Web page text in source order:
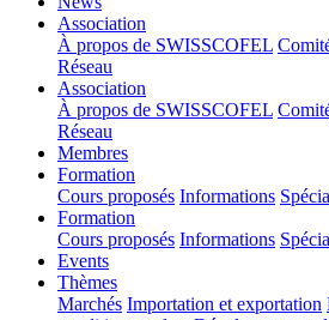
Association
À propos de SWISSCOFEL
Réseau
Association
À propos de SWISSCOFEL
Réseau
Membres(current)
Formation
Cours proposés Informations
Formation
Cours proposés Informations
Events(current)
Thèmes(current)
Marchés Importation et exportation